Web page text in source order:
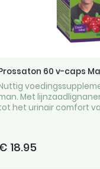
60 v-caps
Met
het urinair comfort
18.95